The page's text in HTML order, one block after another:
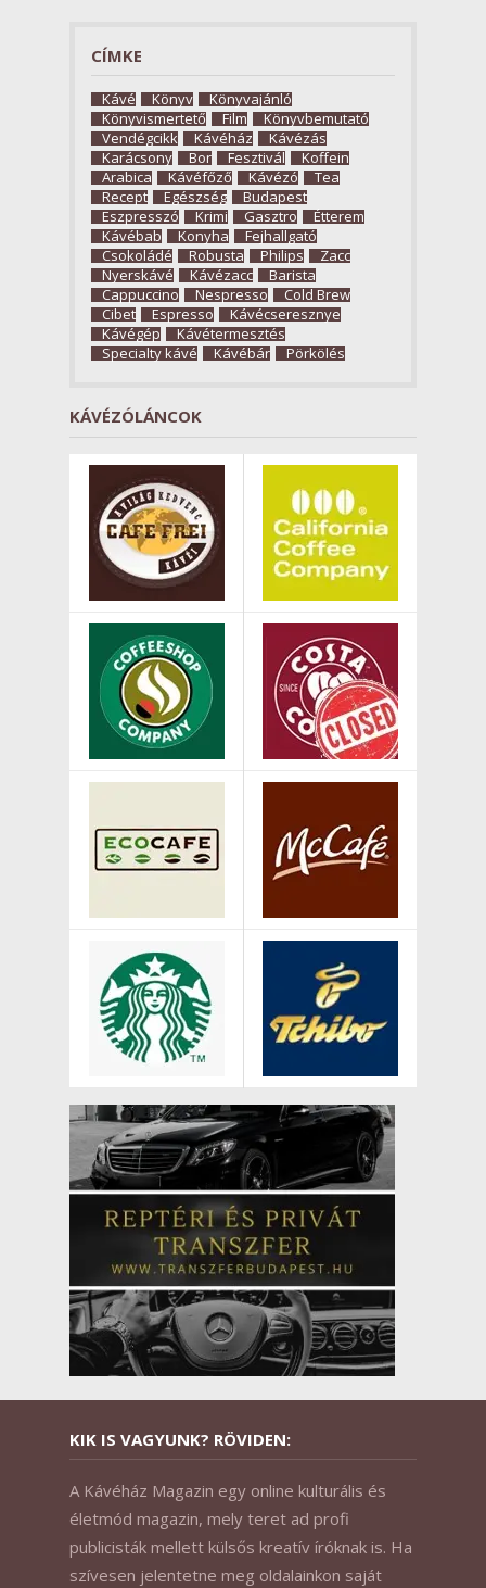
CÍMKE
Kávé Könyv
Könyvajánló
Könyvismertető
Film
Könyvbemutató
Vendégcikk
Kávéház
Kávézás
Karácsony
Bor Fesztivál
Koffein
Arabica
Kávéfőző Kávézó
Tea
Recept
Egészség
Budapest
Eszpresszó
Krimi Gasztro
Étterem
Kávébab
Konyha
Fejhallgató
Csokoládé
Robusta Philips
Zacc
Nyerskávé
Kávézacc
Barista
Cappuccino
Nespresso
Cold Brew
Cibet
Espresso
Kávécseresznye
Kávégép
Kávétermesztés
Specialty kávé
Kávébár Pörkölés
KÁVÉZÓLÁNCOK
KIK IS VAGYUNK? RÖVIDEN:
A Kávéház Magazin egy online kulturális és
életmód magazin, mely teret ad profi
publicisták mellett külsős kreatív íróknak is. Ha
szívesen jelentetne meg oldalainkon saját